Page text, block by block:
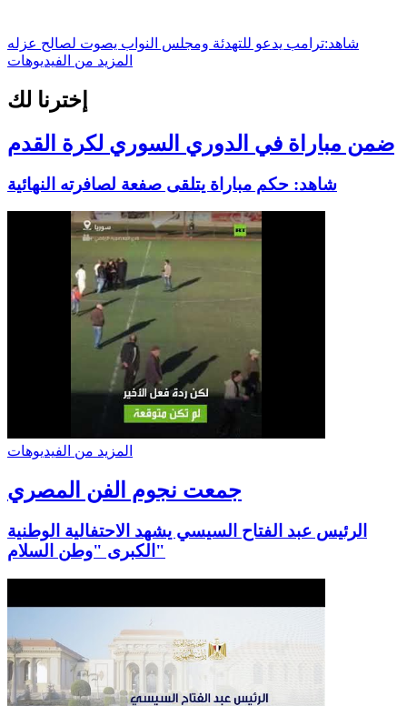
شاهد:ترامب يدعو للتهدئة ومجلس النواب يصوت لصالح عزله
المزيد من الفيديوهات
إخترنا لك
ضمن مباراة في الدوري السوري لكرة القدم
شاهد: حكم مباراة يتلقى صفعة لصافرته النهائية
المزيد من الفيديوهات
جمعت نجوم الفن المصري
الرئيس عبد الفتاح السيسي يشهد الاحتفالية الوطنية
الكبرى "وطن السلام"